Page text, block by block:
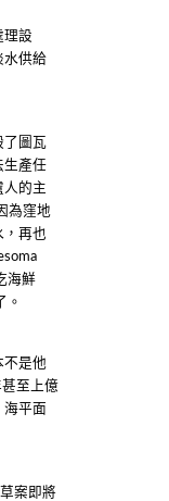
理設
水供給
了圖瓦
生產任
人的主
為窪地
，再也
海鮮
。
不是他
至上億
海平面
案即將